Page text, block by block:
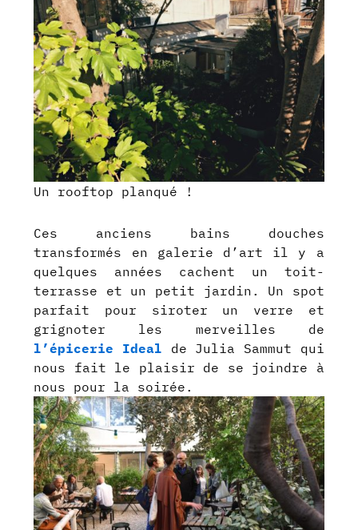
Un rooftop planqué !
Ces anciens bains douches
transformés en galerie d’art il y a
quelques années cachent un toit-
terrasse et un petit jardin. Un spot
parfait pour siroter un verre et
grignoter les merveilles de
l’épicerie Ideal de Julia Sammut qui
nous fait le plaisir de se joindre à
nous pour la soirée.